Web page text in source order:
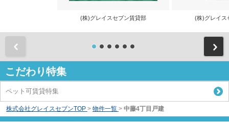
(株)グレイスセブン賃貸部 (株)グレイス
こだわり特集
ペット可賃貸特集
株式会社グレイスセブンTOP > 物件一覧 > 中藤4丁目戸建